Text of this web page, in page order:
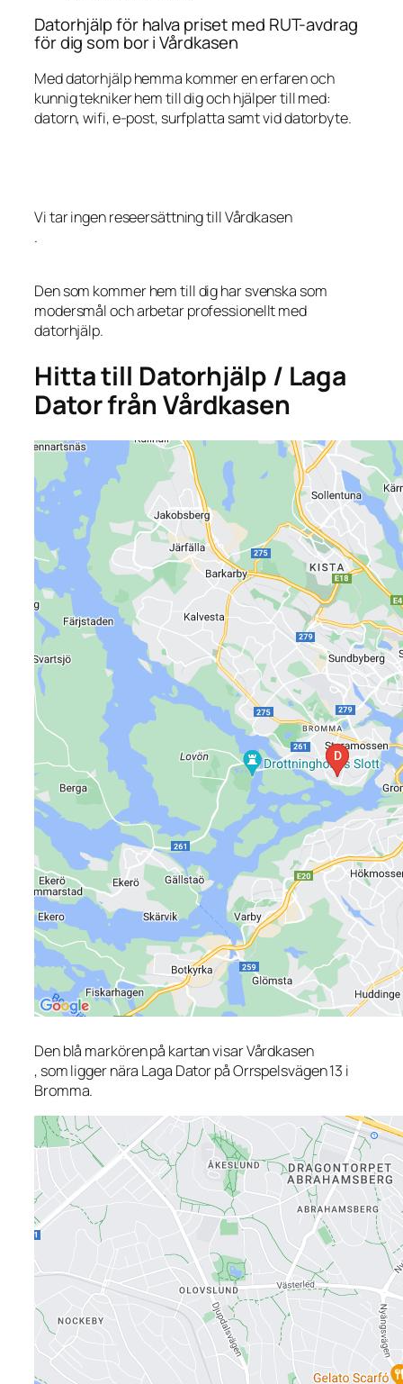
Datorhjälp för halva priset med RUT-avdrag
för dig som bor i Vårdkasen
Med datorhjälp hemma kommer en erfaren och
kunnig tekniker hem till dig och hjälper till med:
datorn, wifi, e-post, surfplatta samt vid datorbyte.
Vi tar ingen reseersättning till Vårdkasen
.
Den som kommer hem till dig har svenska som
modersmål och arbetar professionellt med
datorhjälp.
Hitta till Datorhjälp / Laga
Dator från Vårdkasen
Den blå markören på kartan visar Vårdkasen
, som ligger nära Laga Dator på Orrspelsvägen 13 i
Bromma.